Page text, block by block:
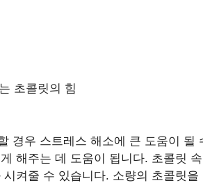
초콜릿의 힘
경우 스트레스 해소에 큰 도움이
해주는 데 도움이 됩니다. 초콜릿
시켜줄 수 있습니다. 소량의 초콜릿